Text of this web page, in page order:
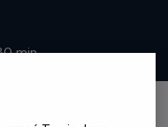
min